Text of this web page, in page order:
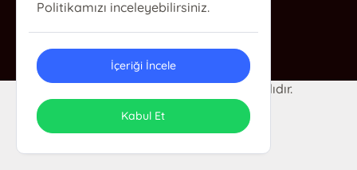
0(462) 326 49 71
© 2024 Ra Kitabevi. Her hakkı saklıdır.
Tasarım & Uygulama
Politikamızı inceleyebilirsiniz.
İçeriği İncele
Kabul Et